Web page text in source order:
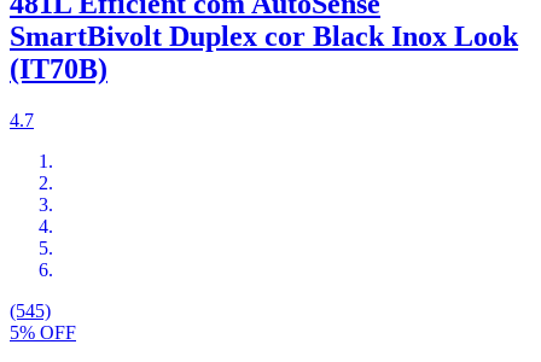
SmartBivolt Duplex cor Black Inox Look
(IT70B)
4.7
(545)
5% OFF